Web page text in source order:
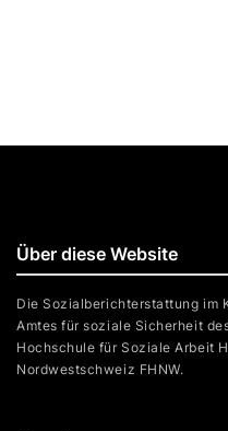
Über diese Website
Die Sozialberichterstattung im
Amtes für soziale Sicherheit
Hochschule für Soziale Arbeit
Nordwestschweiz FHNW.